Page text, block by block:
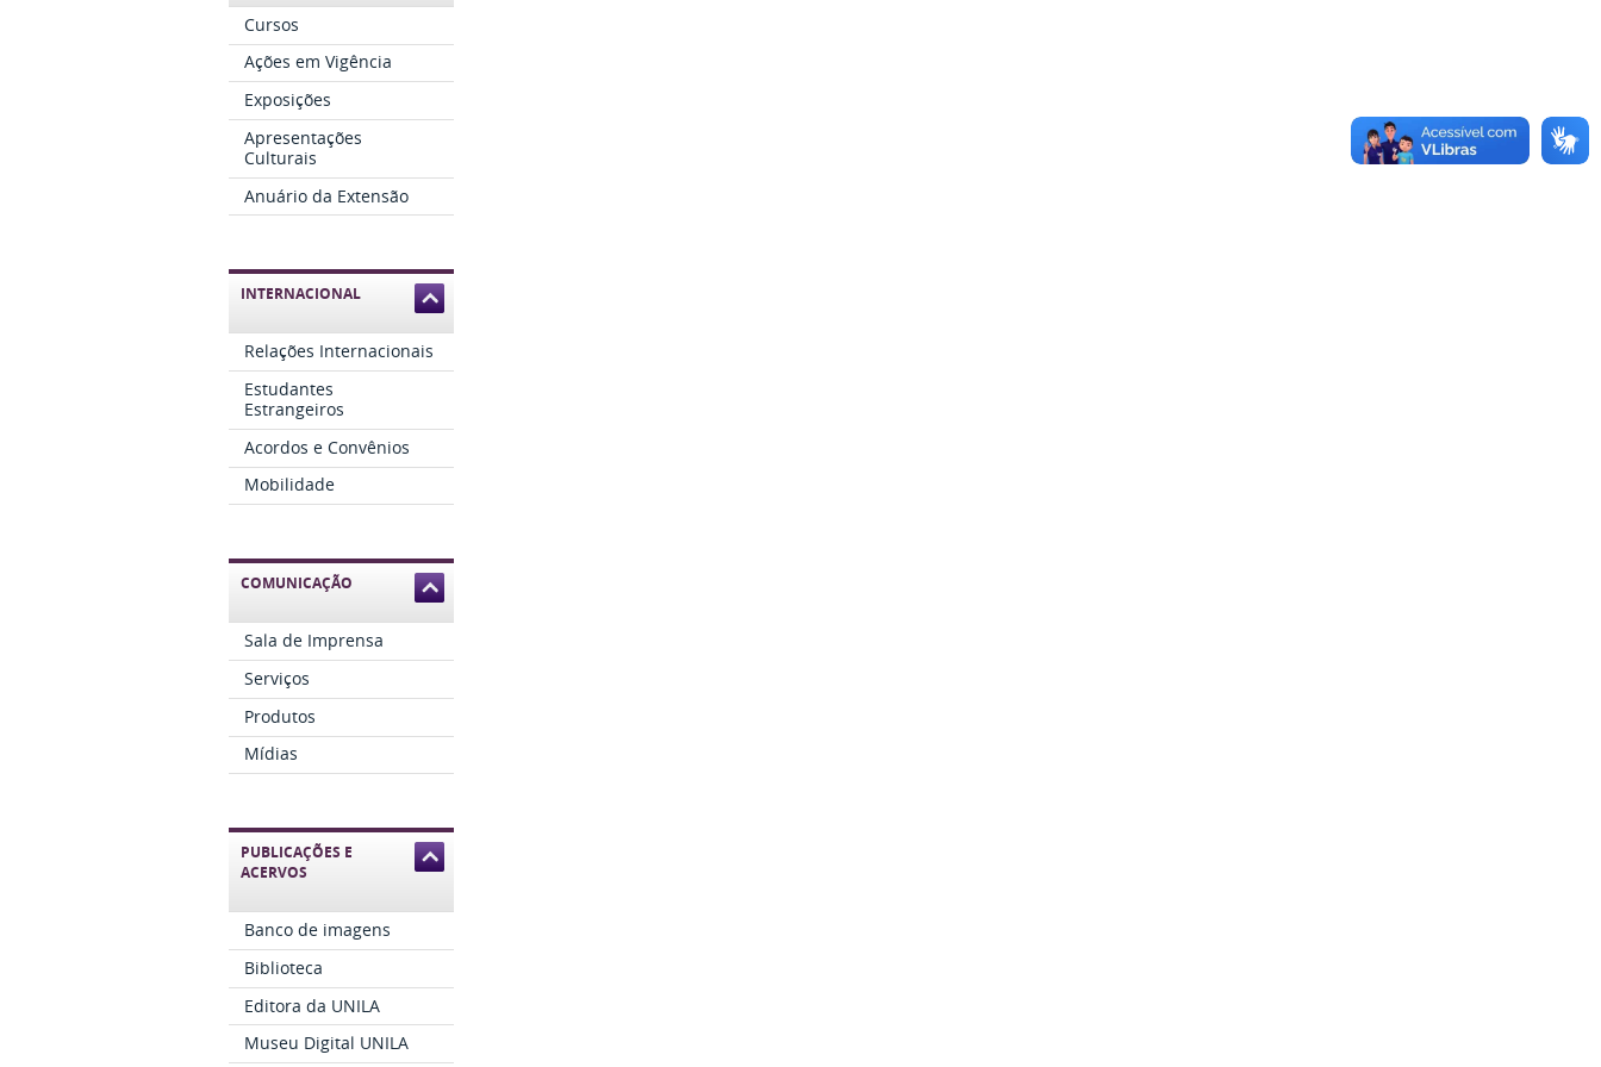
Cursos
Ações em Vigência
Exposições
Apresentações
Culturais
Anuário da Extensão
INTERNACIONAL
Relações Internacionais
Estudantes
Estrangeiros
Acordos e Convênios
Mobilidade
COMUNICAÇÃO
Sala de Imprensa
Serviços
Produtos
Mídias
PUBLICAÇÕES E
ACERVOS
Banco de imagens
Biblioteca
Editora da UNILA
Museu Digital UNILA